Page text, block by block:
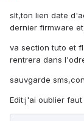
slt,ton lien date
dernier firmware
va section tuto et
rentrera dans
sauvgarde
Edit:j'ai oublier